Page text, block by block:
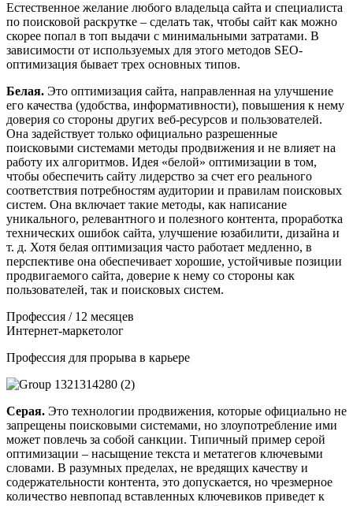
Естественное желание любого владельца сайта и специалиста
по поисковой раскрутке – сделать так, чтобы сайт как можно
скорее попал в топ выдачи с минимальными затратами. В
зависимости от используемых для этого методов SEO-
оптимизация бывает трех основных типов.
Белая. Это оптимизация сайта, направленная на улучшение
его качества (удобства, информативности), повышения к нему
доверия со стороны других веб-ресурсов и пользователей.
Она задействует только официально разрешенные
поисковыми системами методы продвижения и не влияет на
работу их алгоритмов. Идея «белой» оптимизации в том,
чтобы обеспечить сайту лидерство за счет его реального
соответствия потребностям аудитории и правилам поисковых
систем. Она включает такие методы, как написание
уникального, релевантного и полезного контента, проработка
технических ошибок сайта, улучшение юзабилити, дизайна и
т. д. Хотя белая оптимизация часто работает медленно, в
перспективе она обеспечивает хорошие, устойчивые позиции
продвигаемого сайта, доверие к нему со стороны как
пользователей, так и поисковых систем.
Профессия / 12 месяцев
Интернет-маркетолог
Профессия для прорыва в карьере
Серая. Это технологии продвижения, которые официально не
запрещены поисковыми системами, но злоупотребление ими
может повлечь за собой санкции. Типичный пример серой
оптимизации – насыщение текста и метатегов ключевыми
словами. В разумных пределах, не вредящих качеству и
содержательности контента, это допускается, но чрезмерное
количество невпопад вставленных ключевиков приведет к